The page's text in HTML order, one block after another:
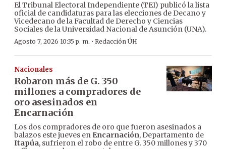
El Tribunal Electoral Independiente (TEI) publicó la lista
oficial de candidaturas para las elecciones de Decano y
Vicedecano de la Facultad de Derecho y Ciencias
Sociales de la Universidad Nacional de Asunción (UNA).
Agosto 7, 2026 10:35 p. m. · Redacción ÚH
Nacionales
Robaron más de G. 350
millones a compradores de
oro asesinados en
Encarnación
Los dos compradores de oro que fueron asesinados a
balazos este jueves en Encarnación, Departamento de
Itapúa, sufrieron el robo de entre G. 350 millones y 370